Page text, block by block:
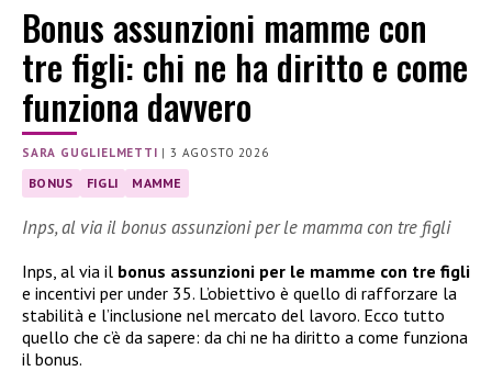
Bonus assunzioni mamme con
tre figli: chi ne ha diritto e come
funziona davvero
SARA GUGLIELMETTI |3 AGOSTO 2026
BONUS FIGLI MAMME
Inps, al via il bonus assunzioni per le mamma con tre figli
Inps, al via il bonus assunzioni per le mamme con tre figli
e incentivi per under 35. L’obiettivo è quello di rafforzare la
stabilità e l’inclusione nel mercato del lavoro. Ecco tutto
quello che c’è da sapere: da chi ne ha diritto a come funziona
il bonus.